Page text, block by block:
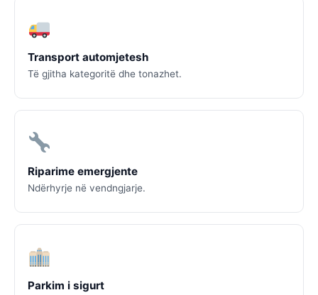
Transport automjetesh
Të gjitha kategoritë dhe tonazhet.
Riparime emergjente
Ndërhyrje në vendngjarje.
Parkim i sigurt